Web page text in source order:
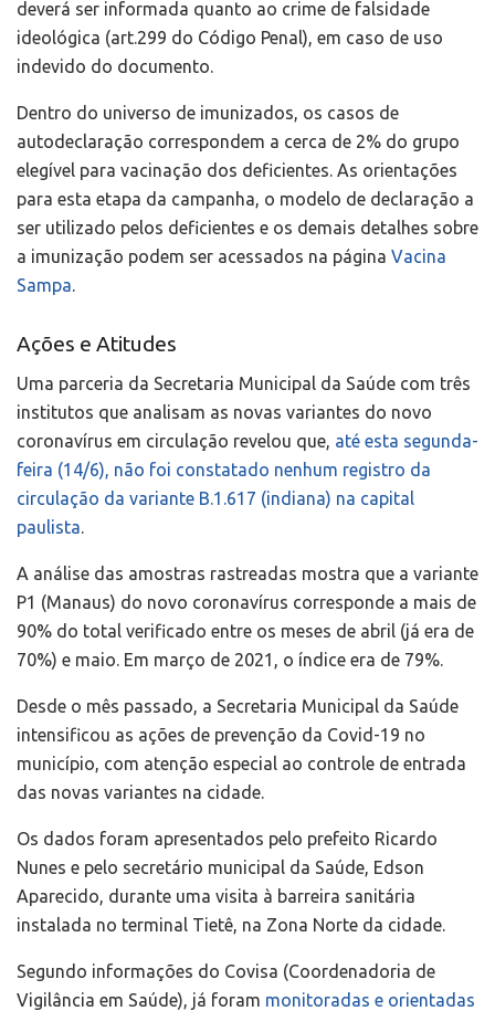
deverá ser informada quanto ao crime de falsidade
ideológica (art.299 do Código Penal), em caso de uso
indevido do documento.
Dentro do universo de imunizados, os casos de
autodeclaração correspondem a cerca de 2% do grupo
elegível para vacinação dos deficientes. As orientações
para esta etapa da campanha, o modelo de declaração a
ser utilizado pelos deficientes e os demais detalhes sobre
a imunização podem ser acessados na página Vacina
Sampa.
Ações e Atitudes
Uma parceria da Secretaria Municipal da Saúde com três
institutos que analisam as novas variantes do novo
coronavírus em circulação revelou que, até esta segunda-
feira (14/6), não foi constatado nenhum registro da
circulação da variante B.1.617 (indiana) na capital
paulista.
A análise das amostras rastreadas mostra que a variante
P1 (Manaus) do novo coronavírus corresponde a mais de
90% do total verificado entre os meses de abril (já era de
70%) e maio. Em março de 2021, o índice era de 79%.
Desde o mês passado, a Secretaria Municipal da Saúde
intensificou as ações de prevenção da Covid-19 no
município, com atenção especial ao controle de entrada
das novas variantes na cidade.
Os dados foram apresentados pelo prefeito Ricardo
Nunes e pelo secretário municipal da Saúde, Edson
Aparecido, durante uma visita à barreira sanitária
instalada no terminal Tietê, na Zona Norte da cidade.
Segundo informações do Covisa (Coordenadoria de
Vigilância em Saúde), já foram monitoradas e orientadas